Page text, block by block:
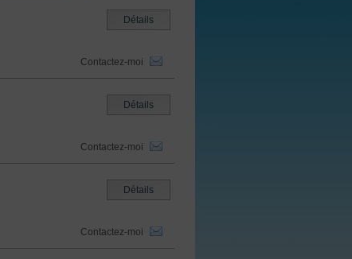
Détails
Contactez-moi
Détails
Contactez-moi
Détails
Contactez-moi